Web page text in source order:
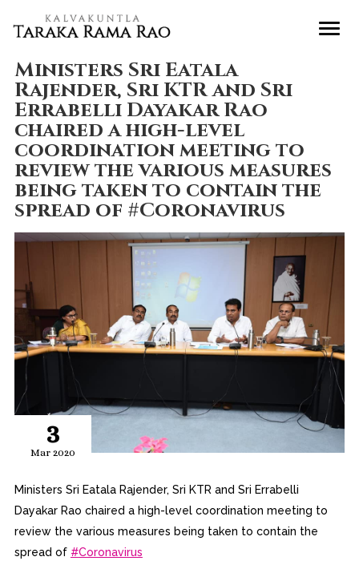
Ministers Sri Eatala
Rajender, Sri KTR and Sri
Errabelli Dayakar Rao
chaired a high-level
coordination meeting to
review the various measures
being taken to contain the
spread of #Coronavirus
3
Mar 2020
Ministers Sri Eatala Rajender, Sri KTR and Sri Errabelli
Dayakar Rao chaired a high-level coordination meeting to
review the various measures being taken to contain the
spread of #Coronavirus